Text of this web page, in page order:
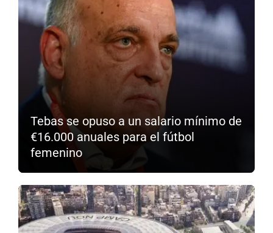
Tebas se opuso a un salario mínimo de
€16.000 anuales para el fútbol
femenino